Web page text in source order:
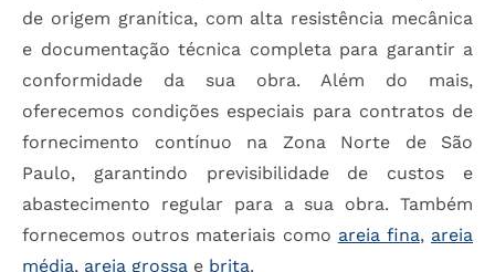
de origem granítica, com alta resistência mecânica
e documentação técnica completa para garantir a
conformidade da sua obra. Além do mais,
oferecemos condições especiais para contratos de
fornecimento contínuo na Zona Norte de São
Paulo, garantindo previsibilidade de custos e
abastecimento regular para a sua obra. Também
fornecemos outros materiais como areia fina, areia
média, areia grossa e brita.